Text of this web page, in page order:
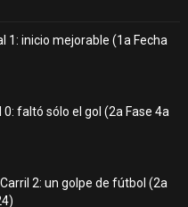
1: inicio mejorable (1a Fecha
faltó sólo el gol (2a Fase 4a
2: un golpe de fútbol (2a